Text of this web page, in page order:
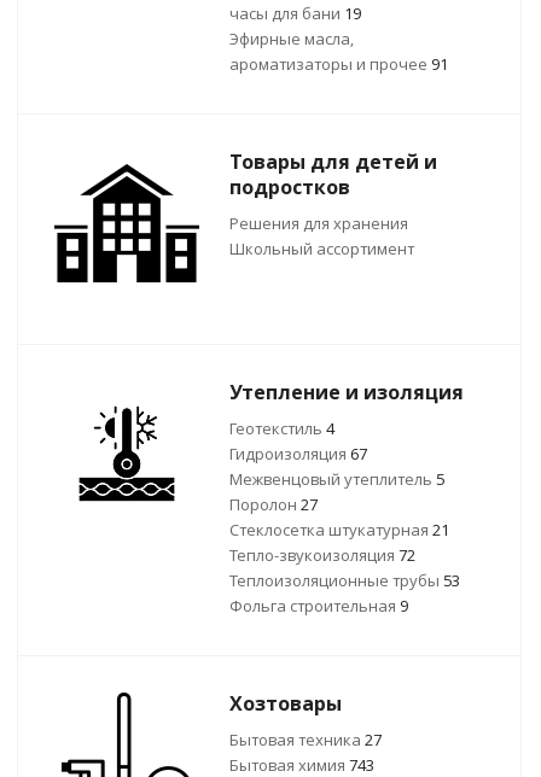
часы для бани 19
Эфирные масла,
ароматизаторы и прочее 91
Товары для детей и
подростков
Решения для хранения
Школьный ассортимент
Утепление и изоляция
Геотекстиль 4
Гидроизоляция 67
Межвенцовый утеплитель 5
Поролон 27
Стеклосетка штукатурная 21
Тепло-звукоизоляция 72
Теплоизоляционные трубы 53
Фольга строительная 9
Хозтовары
Бытовая техника 27
Бытовая химия 743